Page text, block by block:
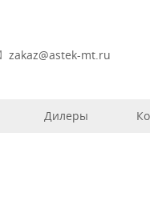
zakaz@astek-mt.ru
Дилеры